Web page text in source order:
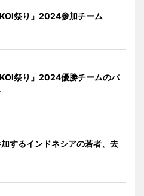
祭り」2024参加チーム
祭り」2024優勝チームのパ
するインドネシアの若者、去